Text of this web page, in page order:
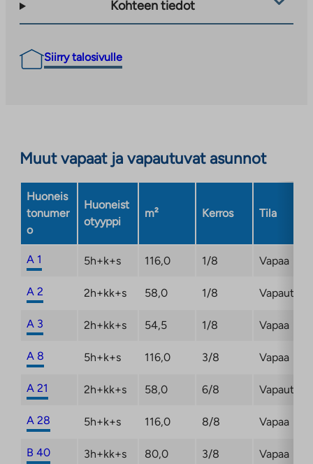
Kohteen tiedot
Siirry talosivulle
Muut vapaat ja vapautuvat asunnot
Huoneis
tonumer
o
Huoneist
otyyppi
m² Kerros Tila
A 1 5h+k+s 116,0 1/8 Vapaa
A 2 2h+kk+s 58,0 1/8
A 3 2h+kk+s 54,5 1/8 Vapaa
A 8 5h+k+s 116,0 3/8 Vapaa
A 21 2h+kk+s 58,0 6/8
A 28 5h+k+s 116,0 8/8 Vapaa
B 40 3h+kk+s 80,0 3/8 Vapaa